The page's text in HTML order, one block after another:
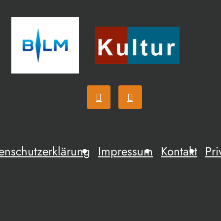
Impressum Kontakt